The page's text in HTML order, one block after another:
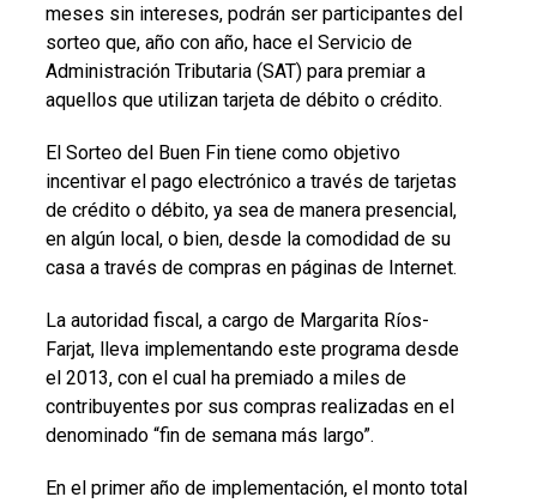
meses sin intereses, podrán ser participantes del
sorteo que, año con año, hace el Servicio de
Administración Tributaria (SAT) para premiar a
aquellos que utilizan tarjeta de débito o crédito.
El Sorteo del Buen Fin tiene como objetivo
incentivar el pago electrónico a través de tarjetas
de crédito o débito, ya sea de manera presencial,
en algún local, o bien, desde la comodidad de su
casa a través de compras en páginas de Internet.
La autoridad fiscal, a cargo de Margarita Ríos-
Farjat, lleva implementando este programa desde
el 2013, con el cual ha premiado a miles de
contribuyentes por sus compras realizadas en el
denominado “fin de semana más largo”.
En el primer año de implementación, el monto total